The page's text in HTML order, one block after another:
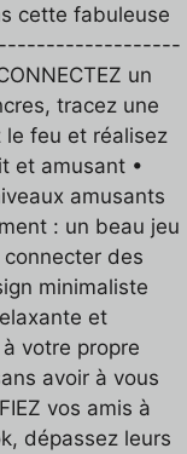
cette fabuleuse
un
tracez une
feu et réalisez
et amusant •
amusants
: un beau jeu
des
minimaliste
et
votre propre
avoir à vous
vos amis à
dépassez leurs